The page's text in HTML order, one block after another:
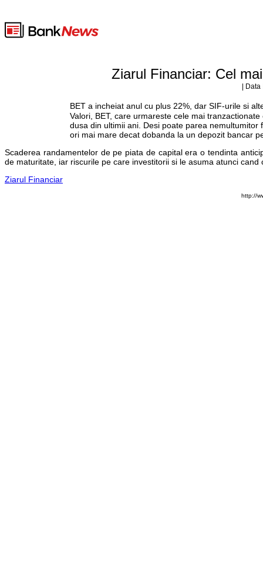
Ziarul Financiar: Cel
|
BET a incheiat anul cu plus 22%, dar SIF-urile si
Valori, BET, care urmareste cele mai
dusa din ultimii ani. Desi poate parea
ori mai mare decat dobanda la un depozit bancar
Scaderea randamentelor de pe piata de capital era o tendinta
de maturitate, iar riscurile pe care investitorii si le asuma atunci
Ziarul Financiar
http://